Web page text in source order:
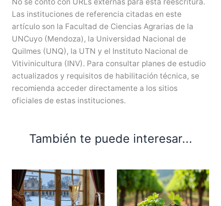
Las instituciones de referencia citadas en este
artículo son la Facultad de Ciencias Agrarias de la
UNCuyo (Mendoza), la Universidad Nacional de
Quilmes (UNQ), la UTN y el Instituto Nacional de
Vitivinicultura (INV). Para consultar planes de estudio
actualizados y requisitos de habilitación técnica, se
recomienda acceder directamente a los sitios
oficiales de estas instituciones.
También te puede interesar...